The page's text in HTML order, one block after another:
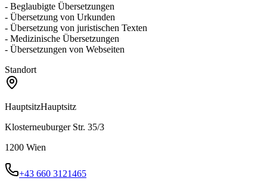
- Beglaubigte Übersetzungen
- Übersetzung von Urkunden
- Übersetzung von juristischen Texten
- Medizinische Übersetzungen
- Übersetzungen von Webseiten
Standort
HauptsitzHauptsitz
Klosterneuburger Str. 35/3
1200 Wien
+43 660 3121465